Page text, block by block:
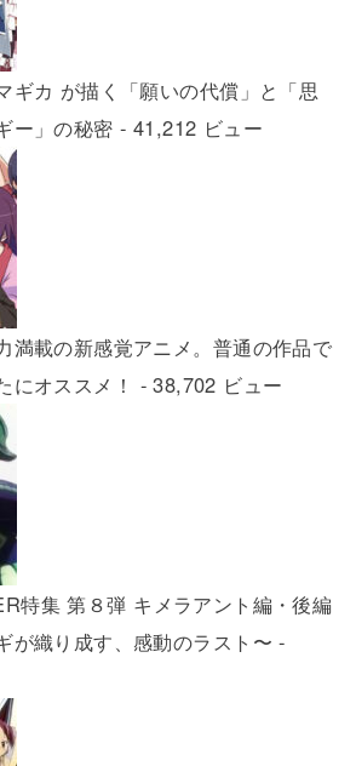
ギカ が描く「願いの代償」と「思
ー」の秘密 - 41,212 ビュー
載の新感覚アニメ。普通の作品で
にオススメ！ - 38,702 ビュー
特集 第８弾 キメラアント編・後編
が織り成す、感動のラスト〜 -